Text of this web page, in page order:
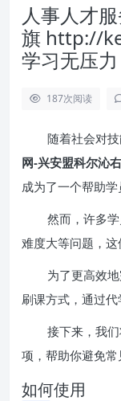
人事人才
旗 http://
学习无压
187次阅读
随着社会对
网-兴安盟科尔
成为了一个帮助学
然而，许多
难度大等问题，这
为了更高效
刷课方式，通过代
接下来，我
项，帮助你避免常
如何使用